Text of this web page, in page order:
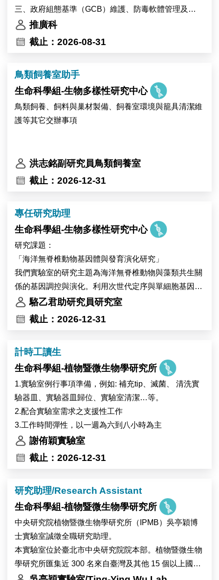
三、政府組態基準（GCB）維護、防毒軟體管理及
Windows更新派送作業。
四、其他交辦事項。
推廣科
截止：2026-08-31
鳥類飼養室助手
生命科學組-生物多樣性研究中心
鳥類飼養、飼料與巢材製備、飼養室環境與籠具清潔維
護等其它交辦事項
洪志銘副研究員鳥類飼養室
截止：2026-12-31
專任研究助理
生命科學組-生物多樣性研究中心
研究課題：
「海洋無脊椎動物基因體與發育演化研究」
我們實驗室的研究主題為海洋無脊椎動物與藻類共生關
係的基因調控與演化。利用次世代定序與單細胞基因體
技術，我們建立珊瑚與無腔蟲作為共生的模式系統並與
其他共生生物做演化發育生物學的比較研究，藉此探索
工作內容：
(1) 海洋無脊椎動物與藻類的採集和培養
(2) 分子生物學與生物化學操作
(3) 基因體學生物資訊分析
(4) 科學文獻研讀與研究成果彙整
(5) 實驗室管理與其他交辦事項
駱乙君助研究員研究室
截止：2026-12-31
計時工讀生
生命科學組-植物暨微生物學研究所
1.實驗室例行事項準備，例如: 補充tip、滅菌、 清洗實
驗器皿、實驗器皿歸位、實驗室清潔…等。
2.配合實驗室需求之支援性工作
3.工作時間彈性，以一週為六到八小時為主
謝侑穎實驗室
截止：2026-12-31
研究助理/Research Assistant
生命科學組-植物暨微生物學研究所
中央研究院植物暨微生物學研究所（IPMB）吳亭穎博
士實驗室誠徵全職研究助理。
本實驗室位於臺北市中央研究院院本部。植物暨微生物
學研究所匯集近 300 名來自臺灣及其他 15 個以上國家
的研究人員與工作人員，並設有細胞生物學、顯微影